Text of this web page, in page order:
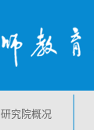
研究院概况